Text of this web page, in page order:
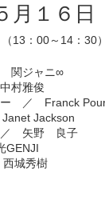
月１６日
13：00～14：30）
関ジャニ∞
村雅俊
／ Franck
Jackson
／ 矢野 良子
城秀樹